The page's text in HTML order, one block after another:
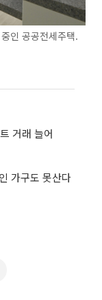
인 공공전세주택.
거래 늘어
가구도 못산다